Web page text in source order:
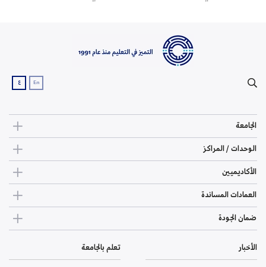
En ع
الجامعة
الوحدات / المراكز
الأكاديميين
العمادات المساندة
ضمان الجودة
الأخبار تعلم بالجامعة